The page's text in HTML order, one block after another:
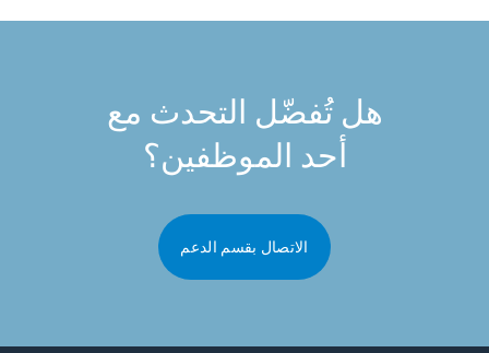
هل تُفضّل التحدث مع
أحد الموظفين؟
الاتصال بقسم الدعم